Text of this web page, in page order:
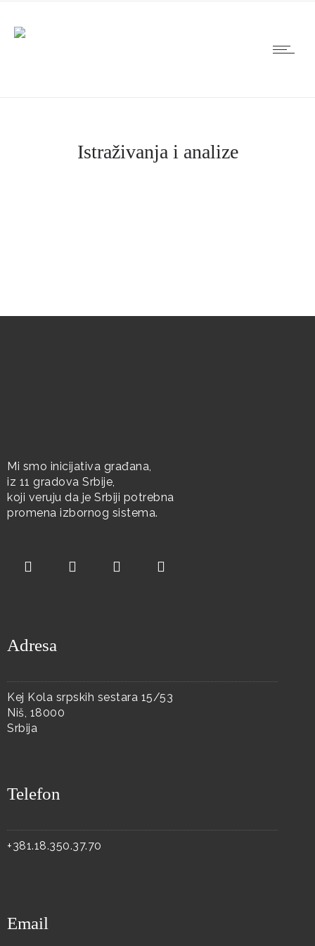
Istraživanja i analize
Mi smo inicijativa građana,
iz 11 gradova Srbije,
koji veruju da je Srbiji potrebna
promena izbornog sistema.
Adresa
Kej Kola srpskih sestara 15/53
Niš, 18000
Srbija
Telefon
+381.18.350.37.70
Email